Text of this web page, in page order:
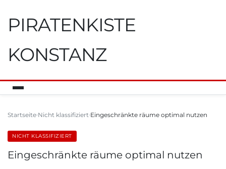
PIRATENKISTE
KONSTANZ
Startseite Nicht klassifiziert Eingeschränkte räume optimal nutzen
NICHT KLASSIFIZIERT
Eingeschränkte räume optimal nutzen